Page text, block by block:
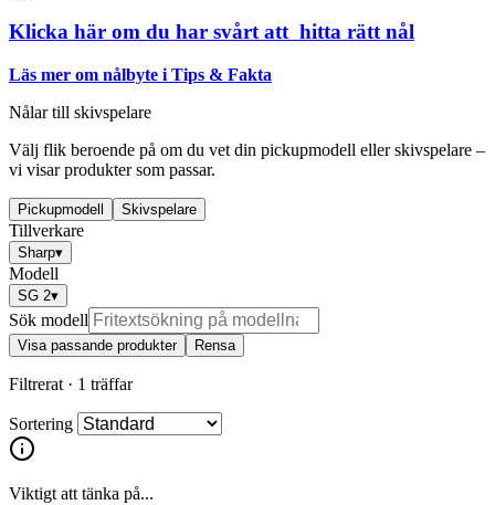
Klicka här om du har svårt att hitta rätt nål
Läs mer om nålbyte i Tips & Fakta
Nålar till skivspelare
Välj flik beroende på om du vet din pickupmodell eller skivspelare –
vi visar produkter som passar.
Pickupmodell Skivspelare
Tillverkare
Sharp▾
Modell
SG 2▾
Sök modell
Visa passande produkter Rensa
Filtrerat · 1 träffar
Sortering
Viktigt att tänka på...